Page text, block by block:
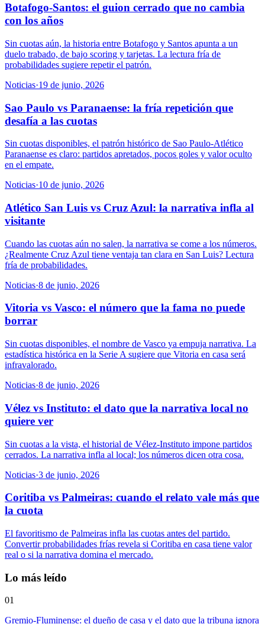
Botafogo-Santos: el guion cerrado que no cambia
con los años
Sin cuotas aún, la historia entre Botafogo y Santos apunta a un
duelo trabado, de bajo scoring y tarjetas. La lectura fría de
probabilidades sugiere repetir el patrón.
Noticias·19 de junio, 2026
Sao Paulo vs Paranaense: la fría repetición que
desafía a las cuotas
Sin cuotas disponibles, el patrón histórico de Sao Paulo-Atlético
Paranaense es claro: partidos apretados, pocos goles y valor oculto
en el empate.
Noticias·10 de junio, 2026
Atlético San Luis vs Cruz Azul: la narrativa infla al
visitante
Cuando las cuotas aún no salen, la narrativa se come a los números.
¿Realmente Cruz Azul tiene ventaja tan clara en San Luis? Lectura
fría de probabilidades.
Noticias·8 de junio, 2026
Vitoria vs Vasco: el número que la fama no puede
borrar
Sin cuotas disponibles, el nombre de Vasco ya empuja narrativa. La
estadística histórica en la Serie A sugiere que Vitoria en casa será
infravalorado.
Noticias·8 de junio, 2026
Vélez vs Instituto: el dato que la narrativa local no
quiere ver
Sin cuotas a la vista, el historial de Vélez-Instituto impone partidos
cerrados. La narrativa infla al local; los números dicen otra cosa.
Noticias·3 de junio, 2026
Coritiba vs Palmeiras: cuando el relato vale más que
la cuota
El favoritismo de Palmeiras infla las cuotas antes del partido.
Convertir probabilidades frías revela si Coritiba en casa tiene valor
real o si la narrativa domina el mercado.
Lo más leído
01
Gremio-Fluminense: el dueño de casa y el dato que la tribuna ignora